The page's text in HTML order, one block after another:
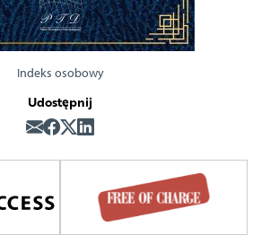
Indeks osobowy
Udostępnij